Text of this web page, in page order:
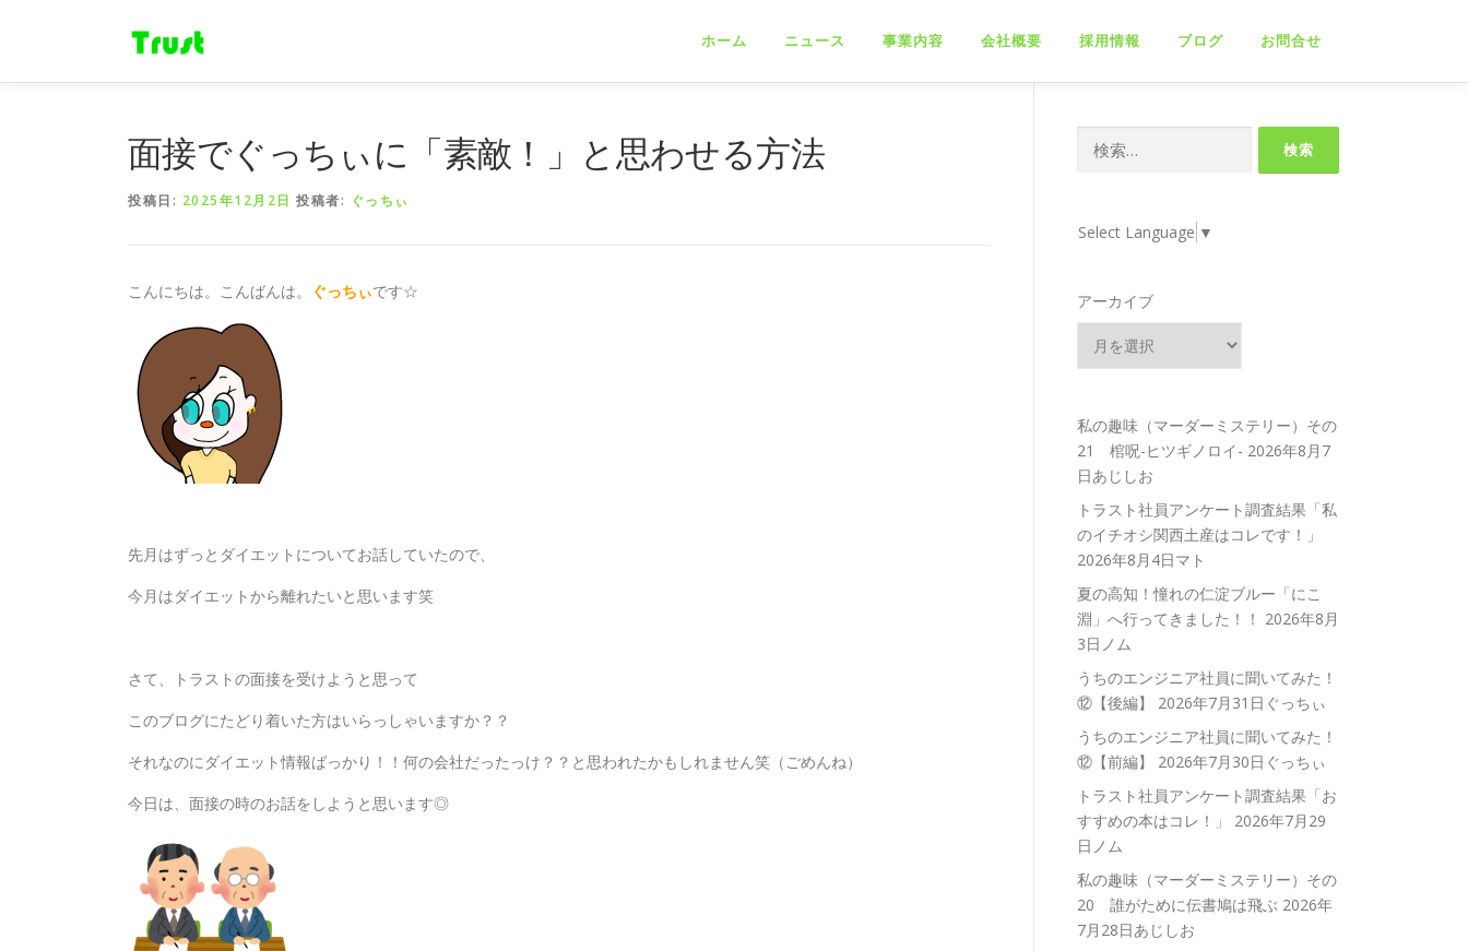
ン
ホーム ニュース 事業内容 会社概要 採用情報 ブログ お問合せ
面接でぐっちぃに「素敵！」と思わせる方法
投稿日: 2025年12月2日 投稿者: ぐっちぃ
こんにちは。こんばんは。 ぐっちぃです☆
先月はずっとダイエットについてお話していたので、
今月はダイエットから離れたいと思います笑
さて、トラストの面接を受けようと思って
このブログにたどり着いた方はいらっしゃいますか？？
それなのにダイエット情報ばっかり！！何の会社だったっけ？？と思われたかもしれません笑（ごめんね）
今日は、面接の時のお話をしようと思います◎
Select Language ▼
アーカイブ
私の趣味（マーダーミステリー）その
21 棺呪-ヒツギノロイ- 2026年8月7
日あじしお
トラスト社員アンケート調査結果「私
のイチオシ関西土産はコレです！」
2026年8月4日マト
夏の高知！憧れの仁淀ブルー「にこ
淵」へ行ってきました！！ 2026年8月
3日ノム
うちのエンジニア社員に聞いてみた！
⑫【後編】
2026年7月31日ぐっちぃ
うちのエンジニア社員に聞いてみた！
⑫【前編】
2026年7月30日ぐっちぃ
トラスト社員アンケート調査結果「お
すすめの本はコレ！」
2026年7月29
日ノム
私の趣味（マーダーミステリー）その
20 誰がために伝書鳩は飛ぶ 2026年
7月28日あじしお